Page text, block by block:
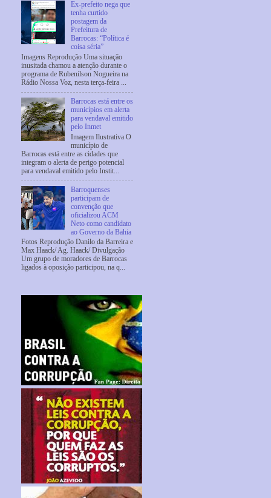
Ex-prefeito nega que
tenha curtido
postagem da
Prefeitura de
Barrocas: “Política é
coisa séria”
Imagens Reprodução Uma situação
inusitada chamou a atenção durante o
programa de Rubenilson Nogueira na
Rádio Nossa Voz, nesta terça-feira ...
Barrocas está entre os
municípios em alerta
para vendaval emitido
pelo Inmet
Imagem Ilustrativa O
município de
Barrocas está entre as cidades que
integram o alerta de perigo potencial
para vendaval emitido pelo Instit...
Barroquenses
participam de
convenção que
oficializou ACM
Neto como candidato
ao Governo da Bahia
Fotos Reprodução Danilo da Barreira e
Max Haack/ Ag. Haack/ Divulgação
Um grupo de moradores de Barrocas
ligados à oposição participou, na q...